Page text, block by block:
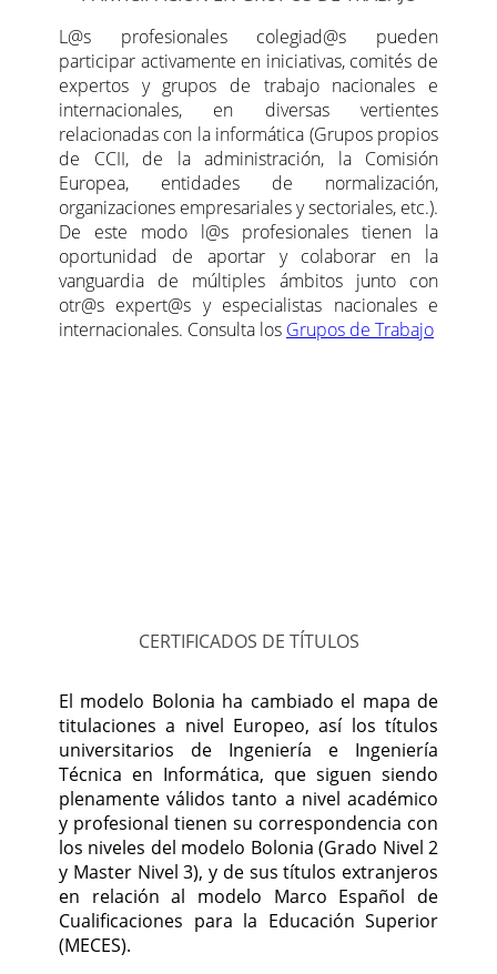
L@s profesionales colegiad@s pueden
participar activamente en iniciativas, comités de
expertos y grupos de trabajo nacionales e
internacionales, en diversas vertientes
relacionadas con la informática (Grupos propios
de CCII, de la administración, la Comisión
Europea, entidades de normalización,
organizaciones empresariales y sectoriales, etc.).
De este modo l@s profesionales tienen la
oportunidad de aportar y colaborar en la
vanguardia de múltiples ámbitos junto con
otr@s expert@s y especialistas nacionales e
internacionales. Consulta los Grupos de Trabajo
CERTIFICADOS DE TÍTULOS
El modelo Bolonia ha cambiado el mapa de
titulaciones a nivel Europeo, así los títulos
universitarios de Ingeniería e Ingeniería
Técnica en Informática, que siguen siendo
plenamente válidos tanto a nivel académico
y profesional tienen su correspondencia con
los niveles del modelo Bolonia (Grado Nivel 2
y Master Nivel 3), y de sus títulos extranjeros
en relación al modelo Marco Español de
Cualificaciones para la Educación Superior
(MECES).